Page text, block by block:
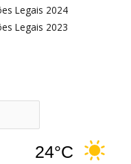
Legais 2024
Legais 2023
24°C